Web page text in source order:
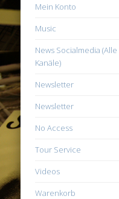
Mein Konto
Music
News Socialmedia (Alle
Kanäle)
Newsletter
Newsletter
No Access
Tour Service
Videos
Warenkorb